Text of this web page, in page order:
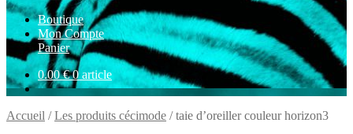
Boutique
Mon Compte
Panier
0.00€ 0 article
Accueil /Les produits cécimode /taie d’oreiller couleur horizon3